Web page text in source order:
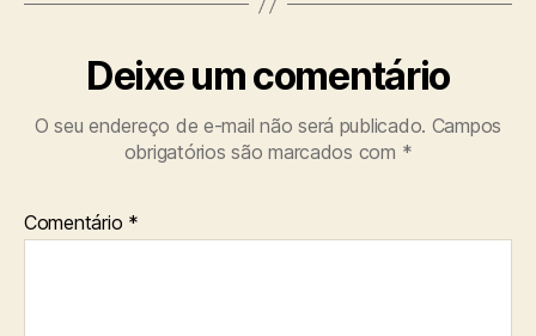
Deixe um comentário
O seu endereço de e-mail não será publicado. Campos
obrigatórios são marcados com *
Comentário *